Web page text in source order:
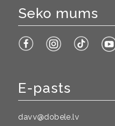
Seko mums
E-pasts
davv@dobele.lv